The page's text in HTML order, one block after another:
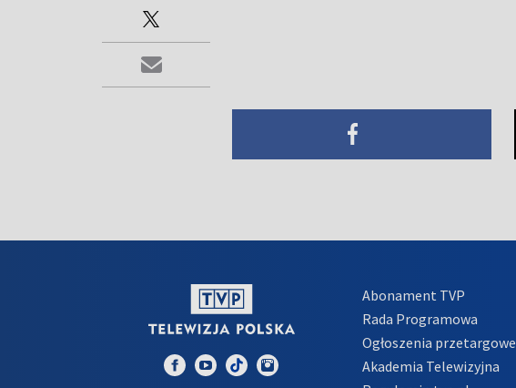
Abonament TVP
Rada Programowa
Ogłoszenia przetargowe
Akademia Telewizyjna